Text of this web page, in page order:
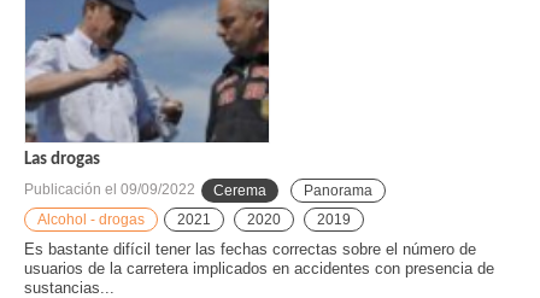
Las drogas
Publicación el 09/09/2022 Cerema
Panorama
Alcohol - drogas
2021 2020 2019
Es bastante difícil tener las fechas correctas sobre el número de
usuarios de la carretera implicados en accidentes con presencia de
sustancias...